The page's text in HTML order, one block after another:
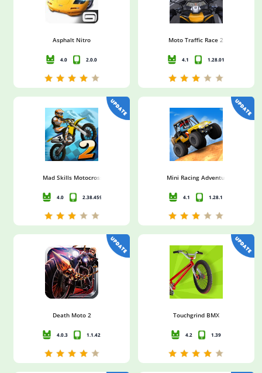
Asphalt Nitro
4.0 2.0.0
Moto Traffic Race 2
4.1 1.28.01
Mad Skills Motocross 2
4.0 2.38.4591
Mini Racing Adventures
4.1 1.28.1
Death Moto 2
4.0.3 1.1.42
Touchgrind BMX
4.2 1.39